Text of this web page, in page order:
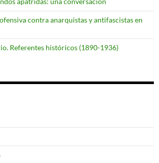
contra anarquistas y antifascistas en
Referentes históricos (1890-1936)